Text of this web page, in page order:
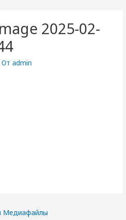
2025-02-
admin